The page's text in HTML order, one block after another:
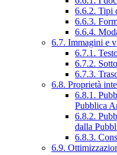
6.6.2. Tipi
6.6.3.
6.6.4.
6.7. Immagini e
6.7.1.
6.7.2.
6.7.3.
6.8. Proprietà
6.8.1.
Pubblica
6.8.2.
dalla
6.8.3.
6.9.